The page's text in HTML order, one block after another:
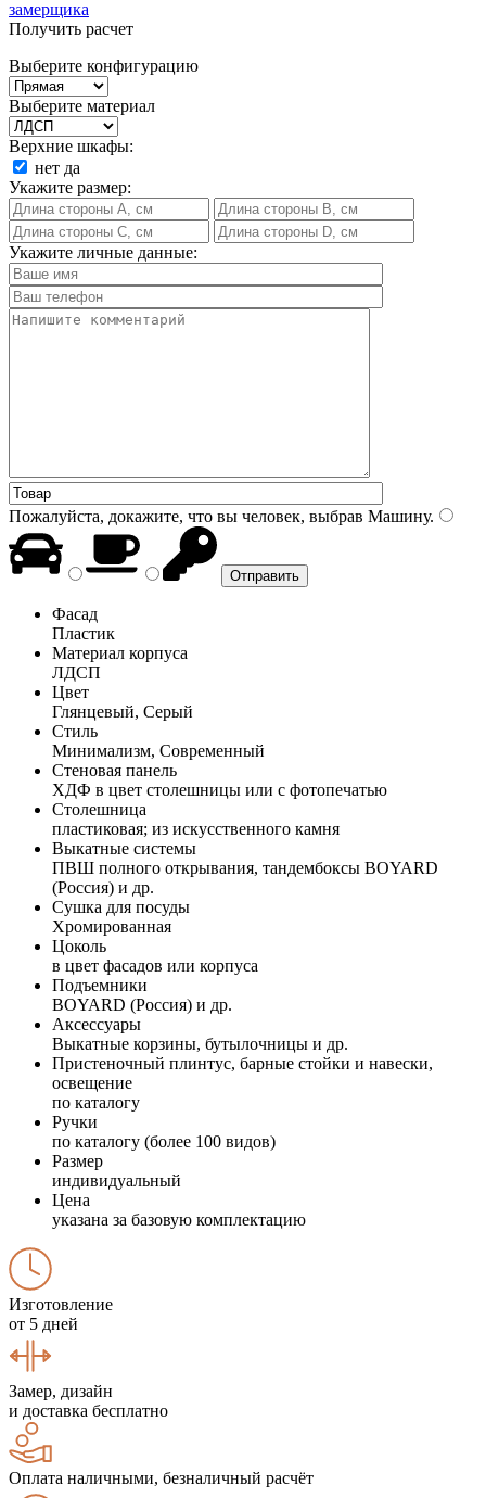
замерщика
Получить расчет
Выберите конфигурацию
Выберите материал
Верхние шкафы:
нет да
Укажите размер:
Укажите личные данные:
Пожалуйста, докажите, что вы человек, выбрав Машину.
Фасад
Пластик
Материал корпуса
ЛДСП
Цвет
Глянцевый, Серый
Стиль
Минимализм, Современный
Стеновая панель
ХДФ в цвет столешницы или с фотопечатью
Столешница
пластиковая; из искусственного камня
Выкатные системы
ПВШ полного открывания, тандембоксы BOYARD
(Россия) и др.
Сушка для посуды
Хромированная
Цоколь
в цвет фасадов или корпуса
Подъемники
BOYARD (Россия) и др.
Аксессуары
Выкатные корзины, бутылочницы и др.
Пристеночный плинтус, барные стойки и навески,
освещение
по каталогу
Ручки
по каталогу (более 100 видов)
Размер
индивидуальный
Цена
указана за базовую комплектацию
Изготовление
от 5 дней
Замер, дизайн
и доставка бесплатно
Оплата наличными, безналичный расчёт